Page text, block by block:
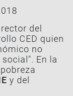
del
CED quien
no
". En la
y del